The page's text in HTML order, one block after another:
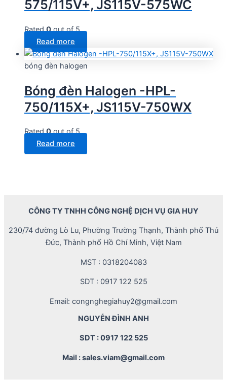
575/115V+, JS115V-575WC
Rated0out of 5
Read more
bóng đèn halogen
Bóng đèn Halogen -HPL-
750/115X+, JS115V-750WX
Rated0out of 5
Read more
CÔNG TY TNHH CÔNG NGHỆ DỊCH VỤ GIA HUY
230/74 đường Lò Lu, Phường Trường Thạnh, Thành phố Thủ
Đức, Thành phố Hồ Chí Minh, Việt Nam
MST : 0318204083
SDT : 0917 122 525
Email: congnghegiahuy2@gmail.com
NGUYỄN ĐÌNH ANH
SDT : 0917 122 525
Mail : sales.viam@gmail.com